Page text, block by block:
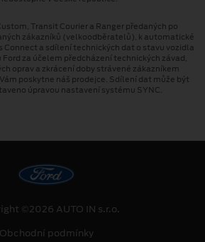
Transit Courier a Ranger předaných po
zákazníků (velkoodběratelů), k automatické
Connect a sdílení technických dat o stavu vozidla
Ford za účelem předcházení technických závad,
oprav a zkrácení doby strávené zákazníkem
poskytne náš prodejce. Sdílení dat může být
úpravou nastavení systému SYNC.
©2026 AUTO IN s.r.o.
Obchodní podmínky